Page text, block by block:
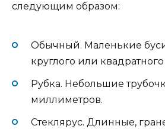
следующим образом:
Обычный. Маленькие
круглого или
Рубка. Небольшие
миллиметров.
Стеклярус. Длинные,